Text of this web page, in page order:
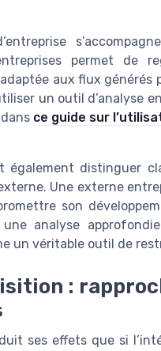
permet de
aux flux générés
un outil d’analyse
ce guide sur
distinguer
Une externe
son
analyse
un véritable outil de
:
ses effets que si